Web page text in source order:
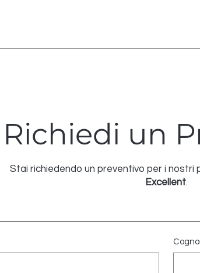
Richiedi un
Stai richiedendo un preventivo per i nostri
Excellent.